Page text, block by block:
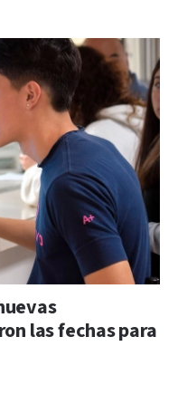
las fechas para